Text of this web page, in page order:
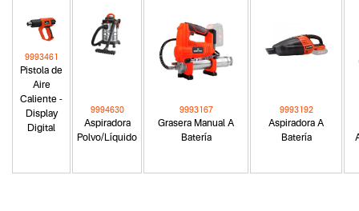
Pistola de
Aire
Caliente -
Display
Digital
9993461
Aspiradora
Polvo/Líquido
9994630
Grasera Manual A
Batería
9993167
Aspiradora A
Batería
9993192